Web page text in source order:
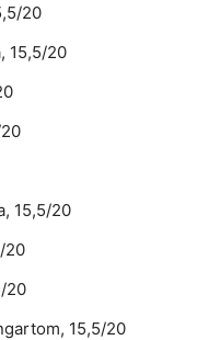
20
15,5/20
15,5/20
20
20
15,5/20